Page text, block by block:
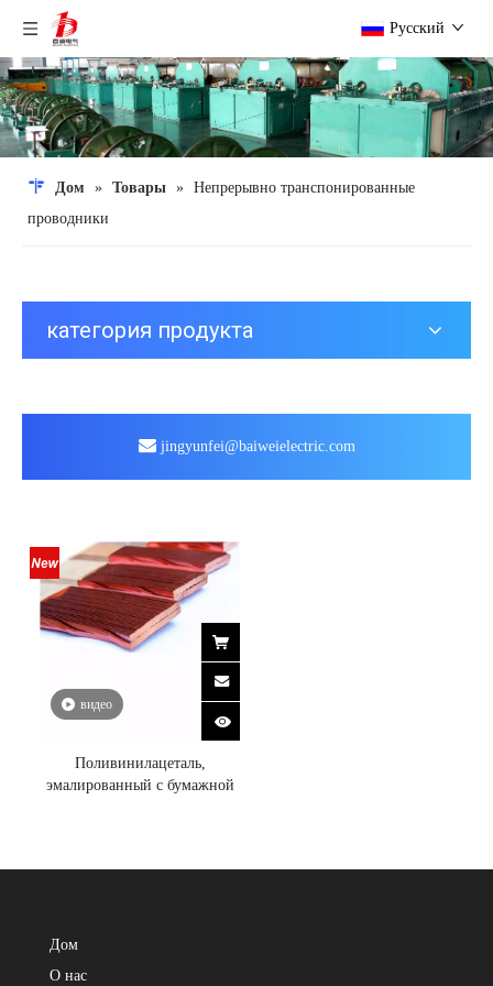
Pусский
Дом » Товары » Непрерывно транспонированные
проводники
категория продукта
jingyunfei@baiweielectric.com
видео
Поливинилацеталь,
эмалированный с бумажной
Дом
О нас